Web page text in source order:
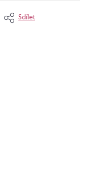
Sdílet